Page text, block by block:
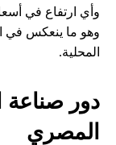
وأي ارتفاع في
وهو ما ينعكس في
المحلية.
دور صناعة
المصري